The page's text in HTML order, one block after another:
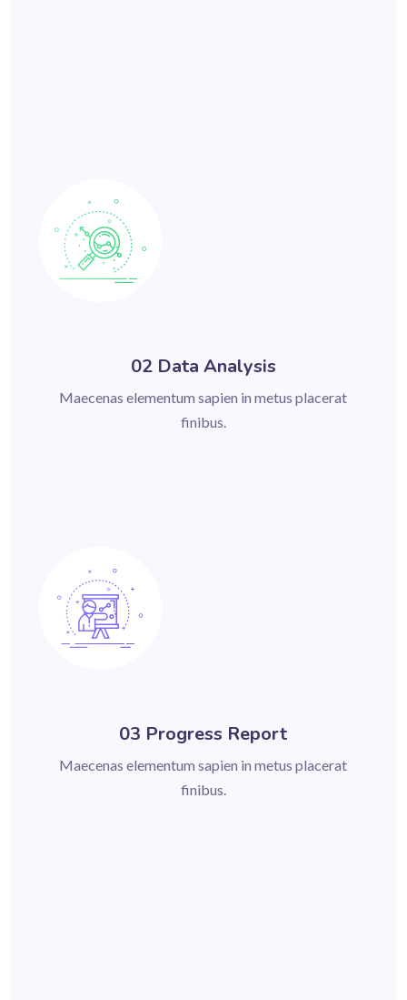
02 Data Analysis
Maecenas elementum sapien in metus placerat
finibus.
03 Progress Report
Maecenas elementum sapien in metus placerat
finibus.